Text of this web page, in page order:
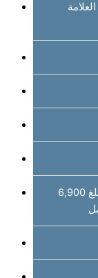
مطالبة برواتب متأخرة عن 3 شهور و 9 ايام بمبلغ 6,900